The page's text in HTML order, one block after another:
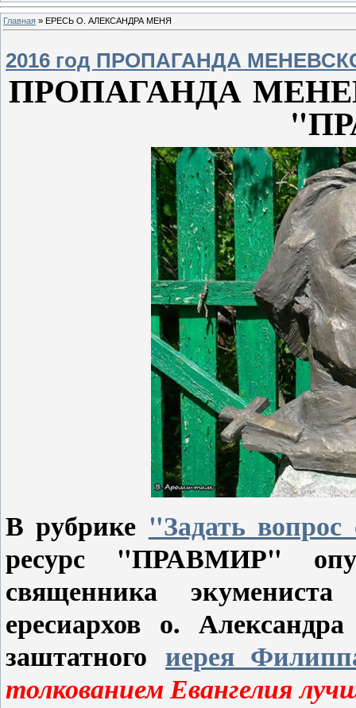
Главная » ЕРЕСЬ О. АЛЕКСАНДРА МЕНЯ
2016 год ПРОПАГАНДА
ПРОПАГАНДА
В рубрике "Задать
ресурс "ПРАВМИР"
священника
ересиархов о.
заштатного иерея
толкованием Евангелия